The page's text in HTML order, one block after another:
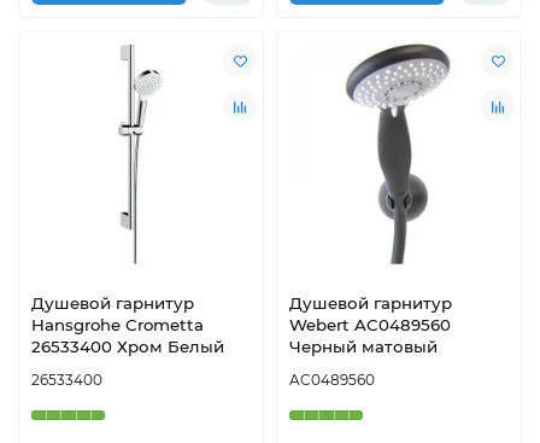
Душевой гарнитур
Hansgrohe Crometta
26533400 Хром Белый
26533400
Душевой гарнитур
Webert AC0489560
Черный матовый
AC0489560